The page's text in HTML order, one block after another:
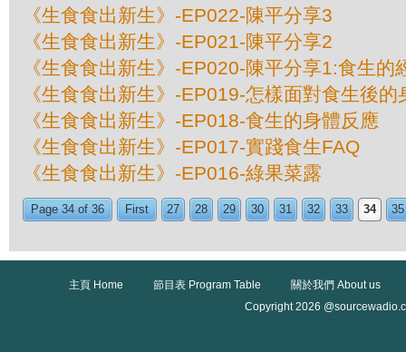
《生食食出新生》-EP022-陳平分享3
《生食食出新生》-EP021-陳平分享2
《生食食出新生》-EP020-陳平分享1:食生的
《生食食出新生》-EP019-怎樣面對食生後的
《生食食出新生》-EP018-食生的身體反應
《生食食出新生》-EP017-實踐食生FAQ
《生食食出新生》-EP016-綠果菜露
Page 34 of 36 First 27 28 29 30 31 32 33 34 35
主頁 Home 節目表 Program Table
關於我們 About us
Copyright 2026